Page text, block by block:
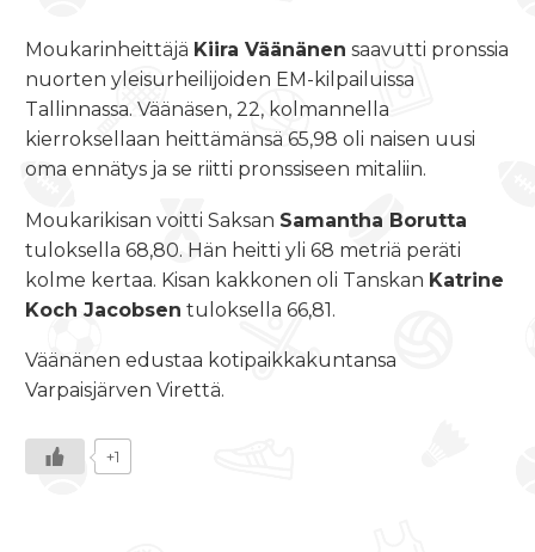
Moukarinheittäjä Kiira Väänänen saavutti pronssia
nuorten yleisurheilijoiden EM-kilpailuissa
Tallinnassa. Väänäsen, 22, kolmannella
kierroksellaan heittämänsä 65,98 oli naisen uusi
oma ennätys ja se riitti pronssiseen mitaliin.
Moukarikisan voitti Saksan Samantha Borutta
tuloksella 68,80. Hän heitti yli 68 metriä peräti
kolme kertaa. Kisan kakkonen oli Tanskan Katrine
Koch Jacobsen tuloksella 66,81.
Väänänen edustaa kotipaikkakuntansa
Varpaisjärven Virettä.
+1